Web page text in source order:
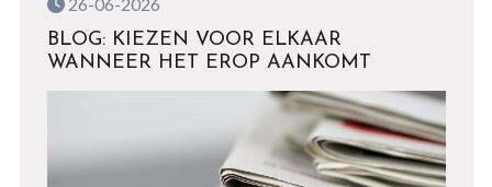
BLOG: KIEZEN VOOR ELKAAR
WANNEER HET EROP AANKOMT